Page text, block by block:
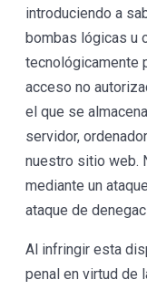
introduciendo a
bombas lógicas u
tecnológicamente
acceso no
el que se
servidor,
nuestro sitio web.
mediante un
ataque de
Al infringir esta
penal en virtud de